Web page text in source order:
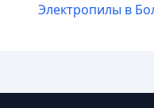
Электропилы в